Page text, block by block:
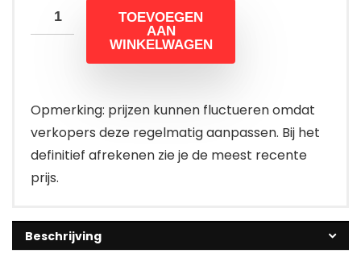
TOEVOEGEN
AAN
WINKELWAGEN
Opmerking: prijzen kunnen fluctueren omdat
verkopers deze regelmatig aanpassen. Bij het
definitief afrekenen zie je de meest recente
prijs.
Beschrijving